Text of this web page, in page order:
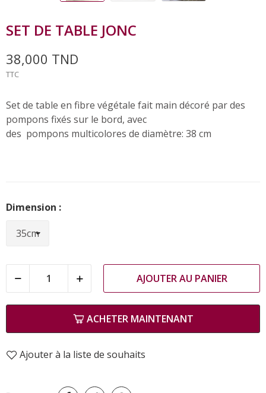
SET DE TABLE JONC
38,000 TND
TTC
Set de table en fibre végétale fait main décoré par des
pompons fixés sur le bord, avec
des pompons multicolores de diamètre: 38 cm
Dimension :
AJOUTER AU PANIER
ACHETER MAINTENANT
Ajouter à la liste de souhaits